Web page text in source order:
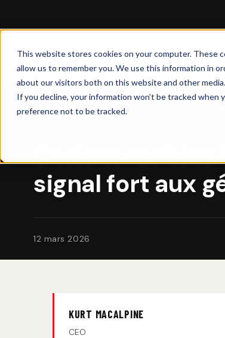
This website stores cookies on your computer. These
allow us to remember you. We use this information in
about our visitors both on this website and other
If you decline, your information won’t be tracked
preference not to be tracked.
Corient rachète
signal fort aux
12 mars 2026
KURT MACALPINE
CEO